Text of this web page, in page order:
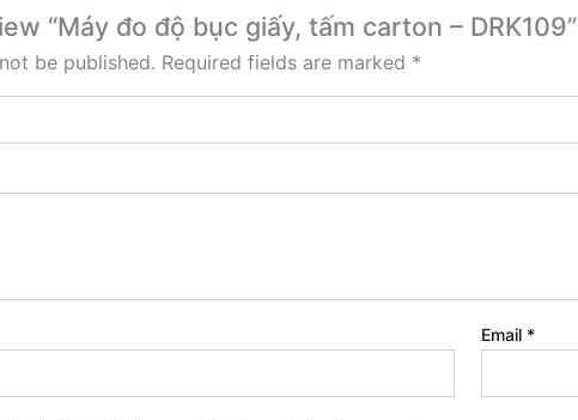
“Máy đo độ bục giấy, tấm carton – DRK109”
be published. Required fields are marked *
Email *